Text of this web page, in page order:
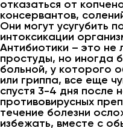
отказаться от
консервантов,
Они могут усугубить
интоксикации
Антибиотики – это не
простуды, но иногда
больной, у которого
или гриппа, все еще
спустя 3-4 дня после
противовирусных
течение болезни
избежать, вместе с